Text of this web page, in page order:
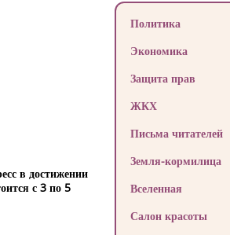
в достижении
с 3 по 5
Политика
Экономика
Защита прав
ЖКХ
Письма читателей
Земля-кормилица
Вселенная
Салон красоты